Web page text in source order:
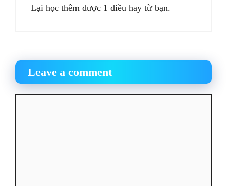
Lại học thêm được 1 điều hay từ bạn.
Leave a comment